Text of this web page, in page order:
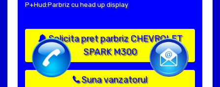
P+Hud:Parbriz cu head up display
Solicita pret parbriz CHEVROLET
SPARK M300
Suna vanzatorul